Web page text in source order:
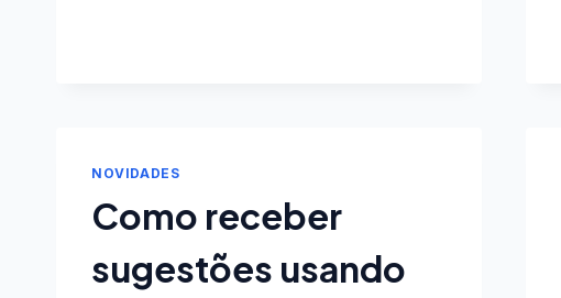
CLIENTE
DO
🌟
NOVIDADES
Como receber
sugestões usando